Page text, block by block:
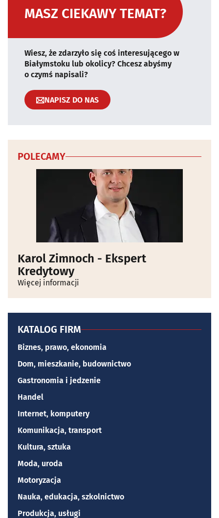
MASZ CIEKAWY TEMAT?
Wiesz, że zdarzyło się coś interesującego w
Białymstoku lub okolicy? Chcesz abyśmy
o czymś napisali?
NAPISZ DO NAS
POLECAMY
Karol Zimnoch - Ekspert
Kredytowy
Więcej informacji
KATALOG FIRM
Biznes, prawo, ekonomia
Dom, mieszkanie, budownictwo
Gastronomia i jedzenie
Handel
Internet, komputery
Komunikacja, transport
Kultura, sztuka
Moda, uroda
Motoryzacja
Nauka, edukacja, szkolnictwo
Produkcja, usługi